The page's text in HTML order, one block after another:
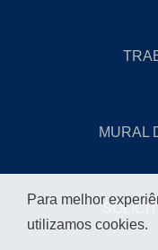
MURAL
Para melhor
utilizamos cookies.